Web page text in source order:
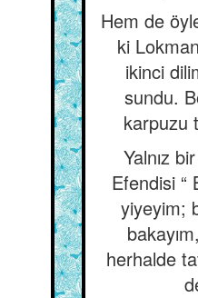
Hem de
ki
ikinci
sundu.
karpuzu
Yalnız
Efendisi “
yiyeyim;
herhalde